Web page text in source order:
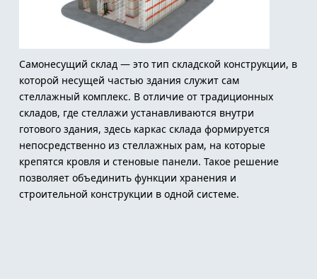
Самонесущий склад — это тип складской конструкции, в
которой несущей частью здания служит сам
стеллажный комплекс. В отличие от традиционных
складов, где стеллажи устанавливаются внутри
готового здания, здесь каркас склада формируется
непосредственно из стеллажных рам, на которые
крепятся кровля и стеновые панели. Такое решение
позволяет объединить функции хранения и
строительной конструкции в одной системе.